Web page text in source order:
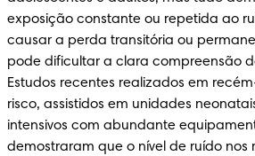
exposição constante ou repetida ao
causar a perda transitória ou
pode dificultar a clara compreensão
Estudos recentes realizados em
risco, assistidos em unidades
intensivos com abundante
demostraram que o nível de ruído nos